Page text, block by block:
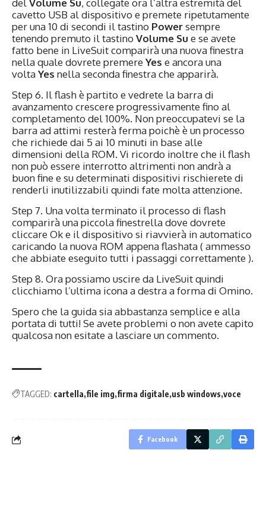
delVolume Su, collegate ora l’altra estremità del
cavetto USB al dispositivo e premete ripetutamente
per una 10 di secondi il tastino Powersempre
tenendo premuto il tastino Volume Su e se avete
fatto bene in LiveSuit comparirà una nuova finestra
nella quale dovrete premere Yes e ancora una
voltaYes nella seconda finestra che apparirà.
Step 6. Il flash è partito e vedrete la barra di
avanzamento crescere progressivamente fino al
completamento del 100%. Non preoccupatevi se la
barra ad attimi resterà ferma poichè è un processo
che richiede dai 5 ai 10 minuti in base alle
dimensioni della ROM. Vi ricordo inoltre che il flash
non può essere interrotto altrimenti non andrà a
buon fine e su determinati dispositivi rischierete di
renderli inutilizzabili quindi fate molta attenzione.
Step 7. Una volta terminato il processo di flash
comparirà una piccola finestrella dove dovrete
cliccare Ok e il dispositivo si riavvierà in automatico
caricando la nuova ROM appena flashata ( ammesso
che abbiate eseguito tutti i passaggi correttamente ).
Step 8. Ora possiamo uscire da LiveSuit quindi
clicchiamo l’ultima icona a destra a forma di Omino.
Spero che la guida sia abbastanza semplice e alla
portata di tutti! Se avete problemi o non avete capito
qualcosa non esitate a lasciare un commento.
TAGGED: cartella file img firma digitale usb windows voce
Facebook